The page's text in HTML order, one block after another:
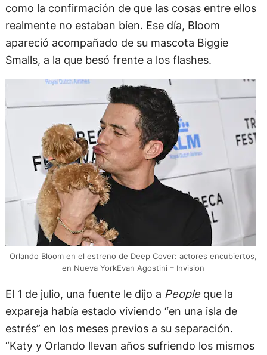
como la confirmación de que las cosas entre ellos
realmente no estaban bien. Ese día, Bloom
apareció acompañado de su mascota Biggie
Smalls, a la que besó frente a los flashes.
Orlando Bloom en el estreno de Deep Cover: actores encubiertos,
en Nueva YorkEvan Agostini – Invision
El 1 de julio, una fuente le dijo a People que la
expareja había estado viviendo “en una isla de
estrés” en los meses previos a su separación.
“Katy y Orlando llevan años sufriendo los mismos